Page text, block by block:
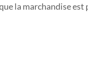
la marchandise est